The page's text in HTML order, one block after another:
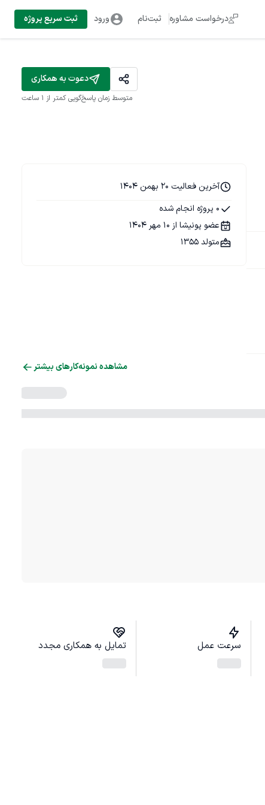
درخواست مشاوره ثبت‌نام ورود ثبت سریع پروژه
دعوت به همکاری
متوسط زمان پاسخ‌گویی کمتر از 1 ساعت
آخرین فعالیت 20 بهمن 1404
0 پروژه انجام شده
عضو پونیشا از 10 مهر 1404
متولد 1355
مشاهده نمونه‌کارهای بیشتر
سرعت عمل تمایل به همکاری مجدد